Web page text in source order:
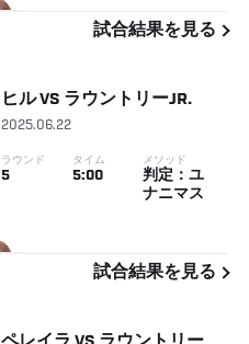
試合結果を見る
ヒルVS ラウントリーJR.
2025.06.22
ラウンド
5
タイム
5:00
メソッド
判定：ユ
ナニマス
試合結果を見る